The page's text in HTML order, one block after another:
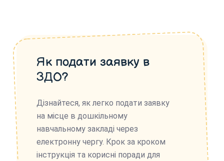
Як подати заявку в
ЗДО?
Дізнайтеся, як легко подати заявку
на місце в дошкільному
навчальному закладі через
електронну чергу. Крок за кроком
інструкція та корисні поради для